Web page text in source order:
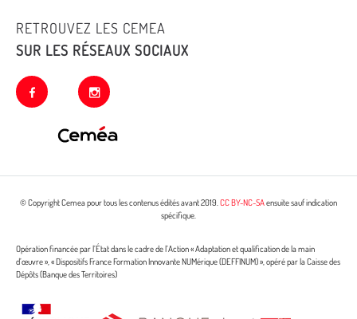
RETROUVEZ LES CEMEA
SUR LES RÉSEAUX SOCIAUX
facebook instagram
© Copyright Cemea pour tous les contenus édités avant 2019. CC BY-NC-SAensuite sauf indication
spécifique.
Opération financée par l’État dans le cadre de l’Action « Adaptation et qualification de la main
d’œuvre », « Dispositifs France Formation Innovante NUMérique (DEFFINUM) », opéré par la Caisse des
Dépôts (Banque des Territoires)